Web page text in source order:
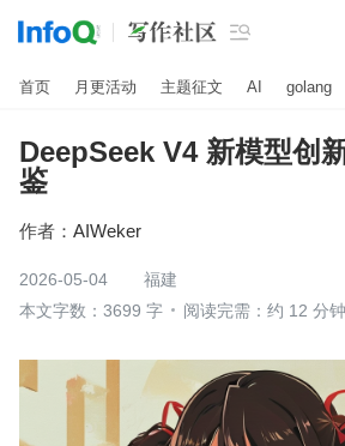

首页 月更活动 主题征文 AI golang
DeepSeek V4 新模型创
鉴
作者： AIWeker
2026-05-04
福建
本文字数：3699 字
阅读完需：约 12 分钟